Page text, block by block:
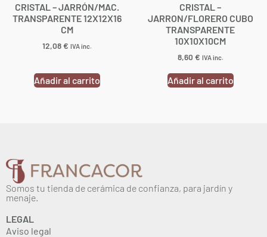
CRISTAL – JARRÓN/MAC.
TRANSPARENTE 12X12X16
CM
12,08€ IVA inc.
Añadir al carrito
CRISTAL –
JARRON/FLORERO CUBO
TRANSPARENTE
10X10X10CM
8,60 € IVA inc.
Añadir al carrito
Somos tu tienda de cerámica de confianza, para jardín y
menaje.
LEGAL
Aviso legal